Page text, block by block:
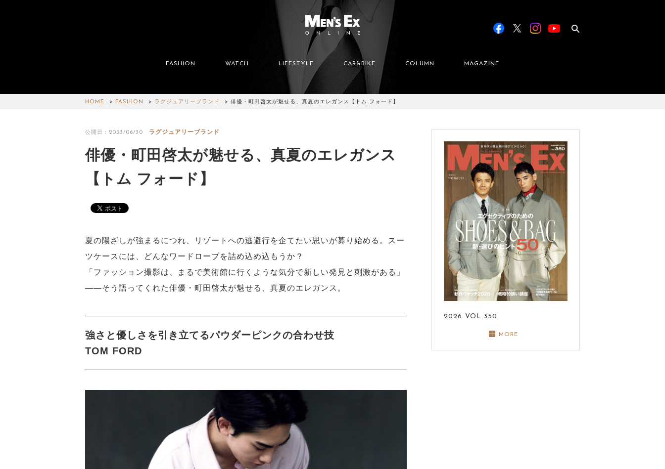
FASHION WATCH LIFESTYLE CAR&BIKE COLUMN MAGAZINE
HOME FASHION ラグジュアリーブランド 俳優・町田啓太が魅せる、真夏のエレガンス【トム フォード】
公開日：2023/06/30 ラグジュアリーブランド
俳優・町田啓太が魅せる、真夏のエレガンス
【トム フォード】
夏の陽ざしが強まるにつれ、リゾートへの逃避行を企てたい思いが募り始める。スー
ツケースには、どんなワードローブを詰め込め込もうか？
「ファッション撮影は、まるで美術館に行くような気分で新しい発見と刺激がある」
――そう語ってくれた俳優・町田啓太が魅せる、真夏のエレガンス。
強さと優しさを引き立てるパウダーピンクの合わせ技
TOM FORD
2026 VOL.350
MORE